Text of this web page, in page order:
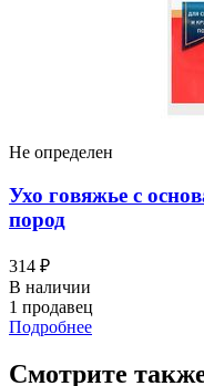
Не определен
Ухо говяжье с
пород
314 ₽
В наличии
1 продавец
Подробнее
Смотрите